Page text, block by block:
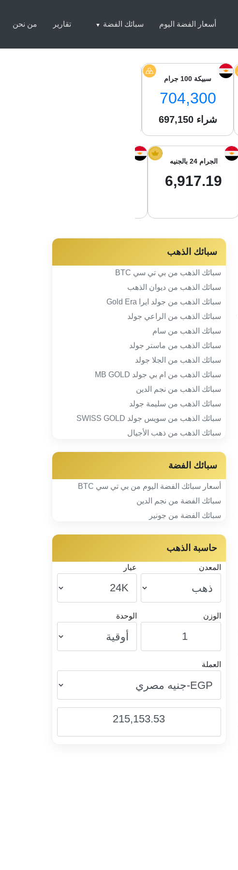
أسعار الفضة اليوم سبائك الفضة تقارير من نحن
سبيكة 100 جرام
704,300
697,150 شراء
الجرام 24 بالجنيه
6,917.19
سبائك الذهب
سبائك الذهب من بي تي سي BTC
سبائك الذهب من ديوان الذهب
سبائك الذهب من جولد ايرا Gold Era
سبائك الذهب من الراعي جولد
سبائك الذهب من سام
سبائك الذهب من ماستر جولد
سبائك الذهب من الجلا جولد
سبائك الذهب من ام بي جولد MB GOLD
سبائك الذهب من نجم الدين
سبائك الذهب من سليمة جولد
سبائك الذهب من سويس جولد SWISS GOLD
سبائك الذهب من ذهب الأجيال
سبائك الفضة
أسعار سبائك الفضة اليوم من بي تي سي BTC
سبائك الفضة من نجم الدين
سبائك الفضة من جونير
حاسبة الذهب
المعدن عيار
الوزن الوحدة
العملة
215,153.53